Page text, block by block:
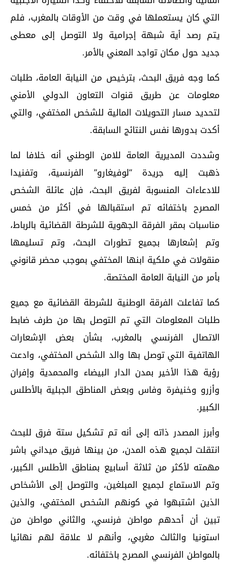
التي كان يستعملها في وقت من الأوقات بالمغرب، فلم
يتم رصد أية شبهة إجرامية ولا التوصل إلى معطى
جديد حول مكان تواجد المعني بالأمر.
كما وجه فريق البحث، بترخيص من النيابة العامة، طلبات
معلومات عن طريق قنوات التعاون الدولي الأمني
لتحديد مسار التحويلات المالية للشخص المختفي، والتي
أكدت بدورها نفس النتائج السابقة.
وشددت المديرية العامة للامن الوطني أنه خلافا لما
ذهبت إليه جريدة “لوفيغارو” الفرنسية، وتفنيدا
للادعاءات المنسوبة لفريق البحث، فإن عائلة الشخص
المصرح باختفائه تم استقبالها في أكثر من خمس
مناسبات بمقر الفرقة الجهوية للشرطة القضائية بالرباط،
وتم إشعارها بجميع تطورات البحث، وتم تسليمها
منقولات في ملكية ابنها المختفي بموجب محضر قانوني
بأمر من النيابة العامة المختصة.
كما تفاعلت الفرقة الوطنية للشرطة القضائية مع جميع
طلبات المعلومات التي تم التوصل بها من طرف ضابط
الاتصال الفرنسي بالمغرب، بشأن بعض الإشعارات
الهاتفية التي توصل بها والد الشخص المختفي، وادعت
رؤية هذا الأخير بمدن الدار البيضاء والمحمدية وإفران
وأزرو وخنيفرة وفاس وبعض المناطق الجبلية بالأطلس
الكبير.
وأبرز المصدر ذاته إلى أنه تم تشكيل ستة فرق للبحث
انتقلت لجميع هذه المدن، من بينها فريق ميداني باشر
مهمته لأكثر من ثلاثة أسابيع بمناطق الأطلس الكبير،
وتم الاستماع لجميع المبلغين، والتوصل إلى الأشخاص
الذين اشتبهوا في كونهم الشخص المختفي، والذين
تبين أن أحدهم مواطن فرنسي، والثاني مواطن من
استونيا والثالث مغربي، وأنهم لا علاقة لهم نهائيا
بالمواطن الفرنسي المصرح باختفائه.